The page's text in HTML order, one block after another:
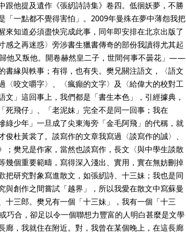
跟他提及遺作《張紉詩詩集》卷四。低徊妖夢，不勝
「一點都不覺得害怕」。2009年曼殊在夢中薄怨我把
來知道必須盡快完成此事，同年即安排在北京出版了
感之再迷惑〉旁涉書生獵書傳奇的部份我讀得尤其起
他又叛他。開卷赫然皇二子，世間何事不曇花」——
書緣與軼事；有得，也有失。樊兄關注語文，〈語文
〈咬文嚼字〉、〈瘋癲的文字〉及〈給偉大的校對工
」這回事上，我們都是「書生本色」，引經據典，
死飛仔」、「老泥妹」完全不是同一回事；我在
綠少年」一旦成了尖東海旁「金毛阿飛」的代稱，就
杜黃裳了。談寫作的文章我寫過〈談寫作的誠〉、
；樊兄是作家，當然也談寫作，長文〈與中學生談散
幾個重要範疇，寫得深入淺出、實用，實在無妨刪掉
把研究對象寫進散文，如張紉詩、十三妹；我也是同
與創作之間嘗試「越界」，所以我愛在散文中寫蘇曼
十三郎。樊兄有一個「十三妹」，我有一個「十三
合，卻足以令一個聯想力豐富的人明白甚麼是文學
廊，我就住在附近。對，我曾在某個晚上，在這長廊